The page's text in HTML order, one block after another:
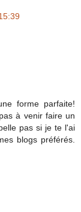
forme parfaite!
à venir faire un
pas si je te l'ai
blogs préférés.